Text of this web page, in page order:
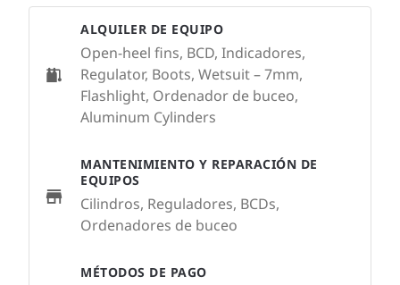
ALQUILER DE EQUIPO
Open-heel fins, BCD, Indicadores,
Regulator, Boots, Wetsuit – 7mm,
Flashlight, Ordenador de buceo,
Aluminum Cylinders
MANTENIMIENTO Y REPARACIÓN DE
EQUIPOS
Cilindros, Reguladores, BCDs,
Ordenadores de buceo
MÉTODOS DE PAGO